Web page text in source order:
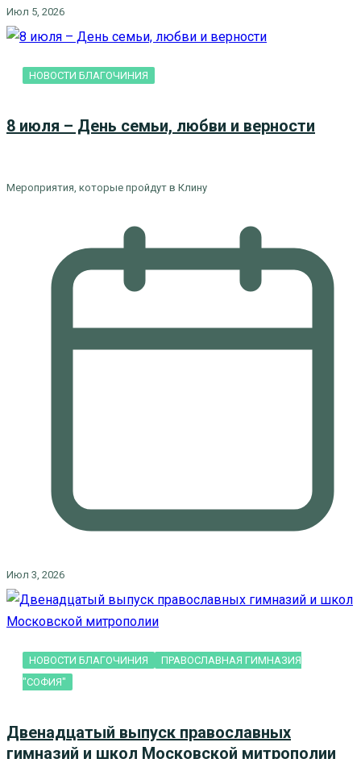
Июл 5, 2026
НОВОСТИ БЛАГОЧИНИЯ
8 июля – День семьи, любви и верности
Мероприятия, которые пройдут в Клину
Июл 3, 2026
НОВОСТИ БЛАГОЧИНИЯ
ПРАВОСЛАВНАЯ ГИМНАЗИЯ
"СОФИЯ"
Двенадцатый выпуск православных
гимназий и школ Московской митрополии